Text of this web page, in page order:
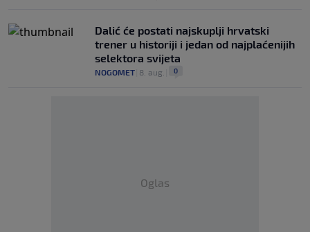
Dalić će postati najskuplji hrvatski
trener u historiji i jedan od najplaćenijih
selektora svijeta
NOGOMET 8. aug. 0
Oglas